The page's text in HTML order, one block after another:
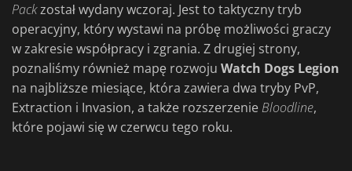
Packzostał wydany wczoraj. Jest to taktyczny tryb
operacyjny, który wystawi na próbę możliwości graczy
w zakresie współpracy i zgrania. Z drugiej strony,
poznaliśmy również mapę rozwoju Watch Dogs Legion
na najbliższe miesiące, która zawiera dwa tryby PvP,
Extraction i Invasion, a także rozszerzenieBloodline,
które pojawi się w czerwcu tego roku.